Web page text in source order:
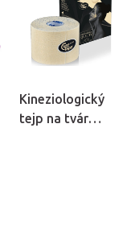
Kineziologický
tejp na tvár